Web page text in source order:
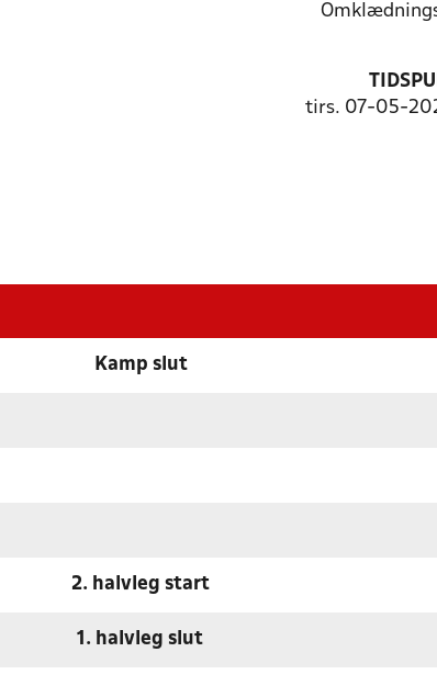
tirs. 07-05-
Kamp slut
2. halvleg start
1. halvleg slut